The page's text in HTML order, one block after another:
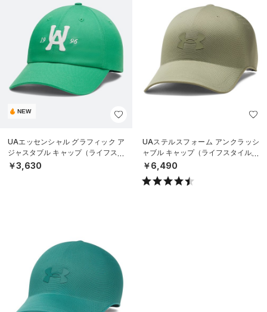
NEW
UAエッセンシャル グラフィック ア
ジャスタブル キャップ（ライフスタ
イル/UNISEX）
￥3,630
UAステルスフォーム アンクラッシ
ャブル キャップ（ライフスタイル/U
NISEX）
￥6,490